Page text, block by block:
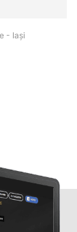
- Iaşi